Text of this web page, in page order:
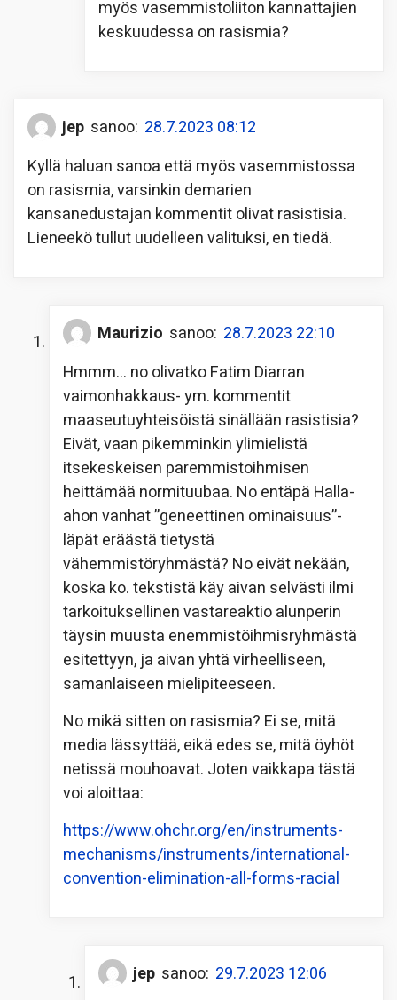
myös vasemmistoliiton kannattajien
keskuudessa on rasismia?
jep sanoo: 28.7.2023 08:12
Kyllä haluan sanoa että myös vasemmistossa
on rasismia, varsinkin demarien
kansanedustajan kommentit olivat rasistisia.
Lieneekö tullut uudelleen valituksi, en tiedä.
Maurizio sanoo: 28.7.2023 22:10
Hmmm… no olivatko Fatim Diarran
vaimonhakkaus- ym. kommentit
maaseutuyhteisöistä sinällään rasistisia?
Eivät, vaan pikemminkin ylimielistä
itsekeskeisen paremmistoihmisen
heittämää normituubaa. No entäpä Halla-
ahon vanhat ”geneettinen ominaisuus”-
läpät eräästä tietystä
vähemmistöryhmästä? No eivät nekään,
koska ko. tekstistä käy aivan selvästi ilmi
tarkoituksellinen vastareaktio alunperin
täysin muusta enemmistöihmisryhmästä
esitettyyn, ja aivan yhtä virheelliseen,
samanlaiseen mielipiteeseen.
No mikä sitten on rasismia? Ei se, mitä
media lässyttää, eikä edes se, mitä öyhöt
netissä mouhoavat. Joten vaikkapa tästä
voi aloittaa:
https://www.ohchr.org/en/instruments-
mechanisms/instruments/international-
convention-elimination-all-forms-racial
jep sanoo: 29.7.2023 12:06